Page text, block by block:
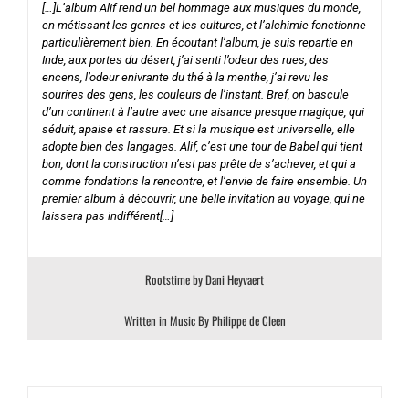
[…]L’album Alif rend un bel hommage aux musiques du monde,
en métissant les genres et les cultures, et l’alchimie fonctionne
particulièrement bien. En écoutant l’album, je suis repartie en
Inde, aux portes du désert, j’ai senti l’odeur des rues, des
encens, l’odeur enivrante du thé à la menthe, j’ai revu les
sourires des gens, les couleurs de l’instant. Bref, on bascule
d’un continent à l’autre avec une aisance presque magique, qui
séduit, apaise et rassure. Et si la musique est universelle, elle
adopte bien des langages. Alif, c’est une tour de Babel qui tient
bon, dont la construction n’est pas prête de s’achever, et qui a
comme fondations la rencontre, et l’envie de faire ensemble. Un
premier album à découvrir, une belle invitation au voyage, qui ne
laissera pas indifférent[…]
Rootstime by Dani Heyvaert
Written in Music By Philippe de Cleen